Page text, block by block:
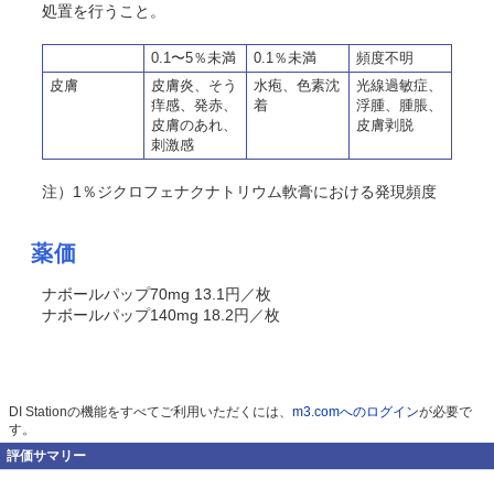
処置を行うこと。
0.1〜5％未満 0.1％未満
頻度不明
皮膚
皮膚炎、そう
痒感、発赤、
皮膚のあれ、
刺激感
水疱、色素沈
着
光線過敏症、
浮腫、腫脹、
皮膚剥脱
注）1％ジクロフェナクナトリウム軟膏における発現頻度
薬価
ナボールパップ70mg 13.1円／枚
ナボールパップ140mg 18.2円／枚
DI Stationの機能をすべてご利用いただくには、 m3.comへのログインが必要で
す。
評価サマリー